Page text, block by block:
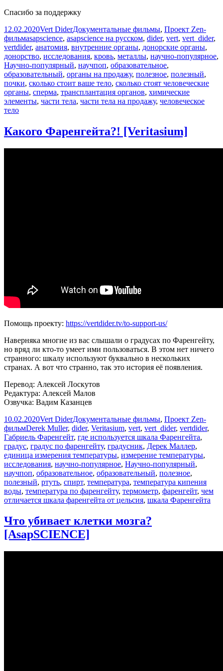
Спасибо за поддержку
Опубликовано
12.02.2020Автор
Vert DiderРубрики
Документальные фильмы, Проект Zen-
фильмМетки
asapscience, asapscience на русском, dider, vert, vert_dider,
vertdider, анатомия, внутренние органы, донорские органы,
донорство, исследования, кровь, металлы, научно-популярное,
Научно-популярный, научпоп, образовательное,
образовательный, органы на продажу, полезное, полезный,
почки, сколько стоит ваше тело, сколько стоят человеческие
органы, сперма, трансплантация органов, химические
элементы, части тела, части тела на продажу, человеческое
тело
Какого Фаренгейта?! [Veritasium]
Помощь проекту: https://vertdider.tv/to-support-us/
Наверняка многие из вас слышали о градусах по Фаренгейту,
но вряд ли кто-то умеет ими пользоваться. В этом нет ничего
странного: шкалу используют буквально в нескольких
странах. А вот что странно, так это история её появления.
Перевод: Алексей Лоскутов
Редактура: Алексей Малов
Озвучка: Вадим Казанцев
Опубликовано
10.02.2020Автор
Vert DiderРубрики
Документальные фильмы, Проект Zen-
фильмМетки
Derek Muller, dider, Veritasium, vert, vert_dider, vertdider,
Габриель Фаренгейт, где используется шкала Фаренгейта,
градус, градус по фаренгейту, градусник, Дерек Маллер,
единица измерения температуры, измерение температуры,
исследования, научно-популярное, Научно-популярный,
научпоп, образовательное, образовательный, полезное,
полезный, ртуть, спирт, температура, температура кипения
воды, температура по фаренгейту, термометр, фаренгейт, чем
отличается шкала фаренгейта от цельсия, шкала Фаренгейта
Что убивает клетки мозга?
[AsapSCIENCE]